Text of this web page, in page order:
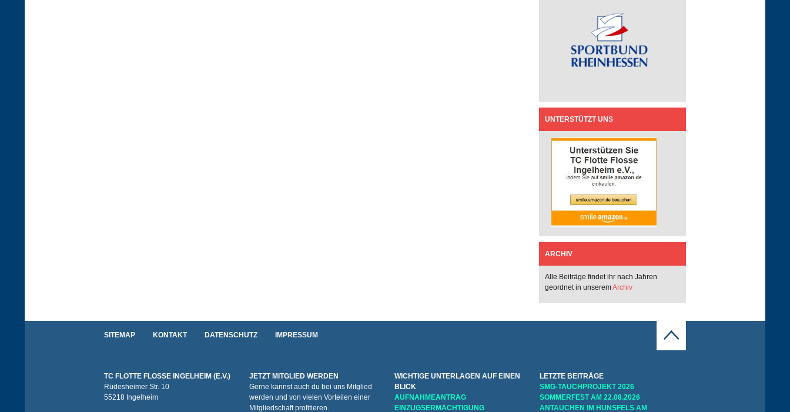
UNTERSTÜTZT UNS
ARCHIV
Alle Beiträge findet ihr nach Jahren
geordnet in unseremArchiv
SITEMAP KONTAKT DATENSCHUTZ IMPRESSUM
TC FLOTTE FLOSSE INGELHEIM (E.V.)
Rüdesheimer Str. 10
55218 Ingelheim
JETZT MITGLIED WERDEN
Gerne kannst auch du bei uns Mitglied
werden und von vielen Vorteilen einer
Mitgliedschaft profitieren.
WICHTIGE UNTERLAGEN AUF EINEN
BLICK
AUFNAHMEANTRAG
EINZUGSERMÄCHTIGUNG
LETZTE BEITRÄGE
SMG-TAUCHPROJEKT 2026
SOMMERFEST AM 22.08.2026
ANTAUCHEN IM HUNSFELS AM